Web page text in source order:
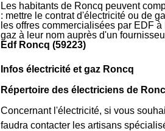
Les habitants de Roncq peuvent
: mettre le contrat d'électricité ou de
les offres commercialisées par EDF
gaz à leur nom auprès d'un
Edf Roncq (59223)
Infos électricité et gaz Roncq
Répertoire des électriciens de
Concernant l'électricité, si vous
faudra contacter les artisans